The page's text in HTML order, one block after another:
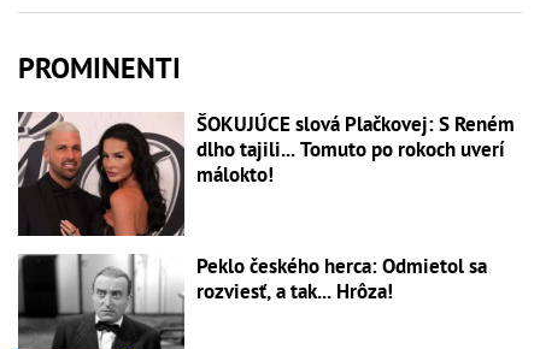
PROMINENTI
ŠOKUJÚCE slová Plačkovej: S Reném
dlho tajili... Tomuto po rokoch uverí
málokto!
Peklo českého herca: Odmietol sa
rozviesť, a tak... Hrôza!